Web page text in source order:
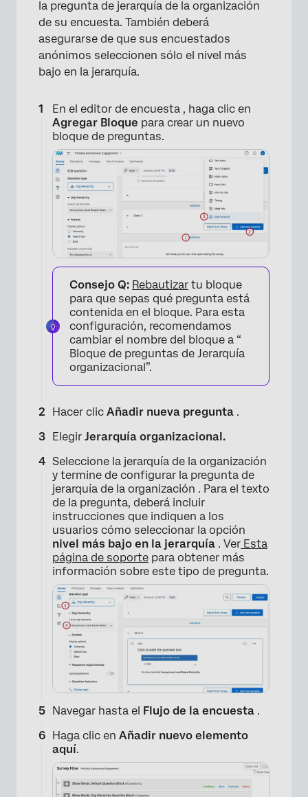
la pregunta de jerarquía de la organización
de su encuesta. También deberá
asegurarse de que sus encuestados
anónimos seleccionen sólo el nivel más
bajo en la jerarquía.
En el editor de encuesta , haga clic en
Agregar Bloque para crear un nuevo
bloque de preguntas.
×
Consejo Q: Rebautizar tu bloque
para que sepas qué pregunta está
contenida en el bloque. Para esta
configuración, recomendamos
cambiar el nombre del bloque a “
Bloque de preguntas de Jerarquía
organizacional”.
Hacer clic Añadir nueva pregunta .
Elegir Jerarquía organizacional.
Seleccione la jerarquía de la organización
y termine de configurar la pregunta de
jerarquía de la organización . Para el texto
de la pregunta, deberá incluir
instrucciones que indiquen a los
usuarios cómo seleccionar la opción
nivel más bajo en la jerarquía . Ver Esta
página de soporte para obtener más
información sobre este tipo de pregunta.
Navegar hasta el Flujo de la encuesta .
Haga clic en Añadir nuevo elemento
aquí.